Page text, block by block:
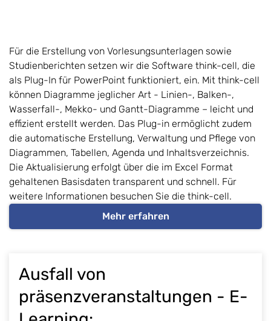
Für die Erstellung von Vorlesungsunterlagen sowie
Studienberichten setzen wir die Software think-cell, die
als Plug-In für PowerPoint funktioniert, ein. Mit think-cell
können Diagramme jeglicher Art - Linien-, Balken-,
Wasserfall-, Mekko- und Gantt-Diagramme – leicht und
effizient erstellt werden. Das Plug-in ermöglicht zudem
die automatische Erstellung, Verwaltung und Pflege von
Diagrammen, Tabellen, Agenda und Inhaltsverzeichnis.
Die Aktualisierung erfolgt über die im Excel Format
gehaltenen Basisdaten transparent und schnell. Für
weitere Informationen besuchen Sie die think-cell.
Mehr erfahren
Ausfall von
präsenzveranstaltungen - E-